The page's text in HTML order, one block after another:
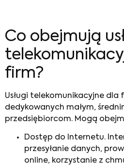
Co obejmują
firm?
Usługi telekomunikacyjne dla
dedykowanych małym,
przedsiębiorcom. Mogą
Dostęp do Internetu.
przesyłanie danych,
online, korzystanie z